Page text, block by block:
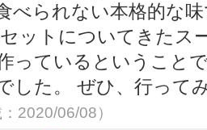
べられない本格的な
ットについてきたス
っているということ
した。 ぜひ、行って
2020/06/08）